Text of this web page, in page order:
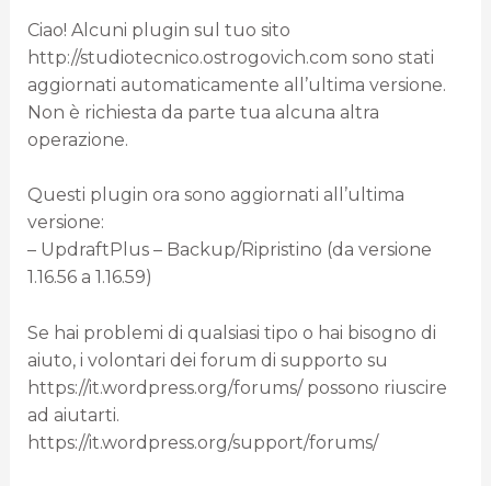
Ciao! Alcuni plugin sul tuo sito
http://studiotecnico.ostrogovich.com sono stati
aggiornati automaticamente all’ultima versione.
Non è richiesta da parte tua alcuna altra
operazione.
Questi plugin ora sono aggiornati all’ultima
versione:
– UpdraftPlus – Backup/Ripristino (da versione
1.16.56 a 1.16.59)
Se hai problemi di qualsiasi tipo o hai bisogno di
aiuto, i volontari dei forum di supporto su
https://it.wordpress.org/forums/ possono riuscire
ad aiutarti.
https://it.wordpress.org/support/forums/